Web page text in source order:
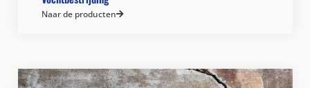
Naar de producten